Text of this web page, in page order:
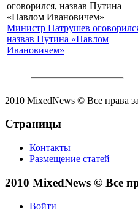
Министр Патрушев
назвав Путина «Павлом
Ивановичем»
2010 MixedNews © Все права
Страницы
Контакты
Размещение статей
2010 MixedNews © Все
Войти